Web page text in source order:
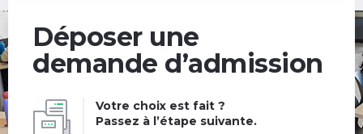
Déposer une
demande d’admission
Votre choix est fait ?
Passez à l’étape suivante.